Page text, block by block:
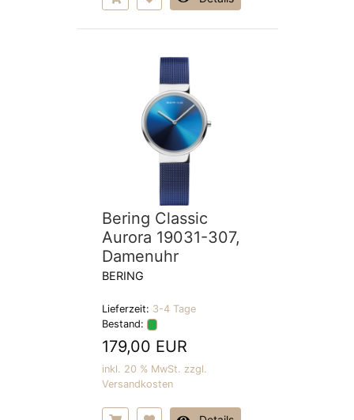
Bering Classic
Aurora 19031-307,
Damenuhr
BERING
Lieferzeit: 3-4 Tage
Bestand:
179,00 EUR
inkl. 20 % MwSt. zzgl.
Versandkosten